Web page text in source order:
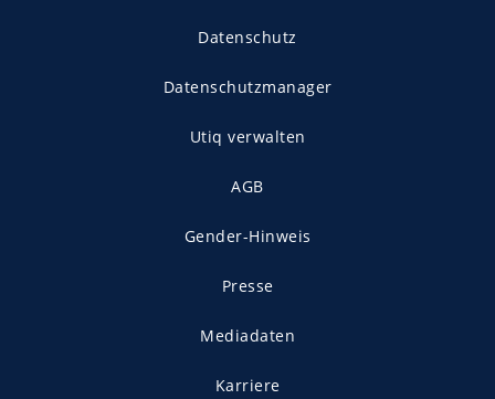
Datenschutz
Datenschutzmanager
Utiq verwalten
AGB
Gender-Hinweis
Presse
Mediadaten
Karriere